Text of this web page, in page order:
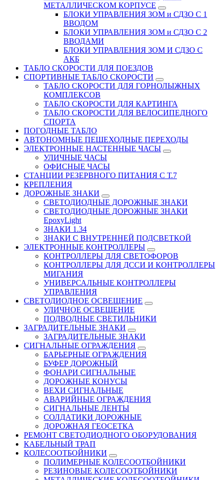
МЕТАЛЛИЧЕСКОМ КОРПУСЕ
БЛОКИ УПРАВЛЕНИЯ ЗОМ и СДЗО С 1
ВВОДОМ
БЛОКИ УПРАВЛЕНИЯ ЗОМ и СДЗО С 2
ВВОДАМИ
БЛОКИ УПРАВЛЕНИЯ ЗОМ И СДЗО С
АКБ
ТАБЛО СКОРОСТИ ДЛЯ ПОЕЗДОВ
СПОРТИВНЫЕ ТАБЛО СКОРОСТИ
ТАБЛО СКОРОСТИ ДЛЯ ГОРНОЛЫЖНЫХ
КОМПЛЕКСОВ
ТАБЛО СКОРОСТИ ДЛЯ КАРТИНГА
ТАБЛО СКОРОСТИ ДЛЯ ВЕЛОСИПЕДНОГО
СПОРТА
ПОГОДНЫЕ ТАБЛО
АВТОНОМНЫЕ ПЕШЕХОДНЫЕ ПЕРЕХОДЫ
ЭЛЕКТРОННЫЕ НАСТЕННЫЕ ЧАСЫ
УЛИЧНЫЕ ЧАСЫ
ОФИСНЫЕ ЧАСЫ
СТАНЦИИ РЕЗЕРВНОГО ПИТАНИЯ С Т.7
КРЕПЛЕНИЯ
ДОРОЖНЫЕ ЗНАКИ
СВЕТОДИОДНЫЕ ДОРОЖНЫЕ ЗНАКИ
СВЕТОДИОДНЫЕ ДОРОЖНЫЕ ЗНАКИ
EpoxyLight
ЗНАКИ 1.34
ЗНАКИ С ВНУТРЕННЕЙ ПОДСВЕТКОЙ
ЭЛЕКТРОННЫЕ КОНТРОЛЛЕРЫ
КОНТРОЛЛЕРЫ ДЛЯ СВЕТОФОРОВ
КОНТРОЛЛЕРЫ ДЛЯ ДССИ И КОНТРОЛЛЕРЫ
МИГАНИЯ
УНИВЕРСАЛЬНЫЕ КОНТРОЛЛЕРЫ
УПРАВЛЕНИЯ
СВЕТОДИОДНОЕ ОСВЕЩЕНИЕ
УЛИЧНОЕ ОСВЕЩЕНИЕ
ПОДВОДНЫЕ СВЕТИЛЬНИКИ
ЗАГРАДИТЕЛЬНЫЕ ЗНАКИ
ЗАГРАДИТЕЛЬНЫЕ ЗНАКИ
СИГНАЛЬНЫЕ ОГРАЖДЕНИЯ
БАРЬЕРНЫЕ ОГРАЖДЕНИЯ
БУФЕР ДОРОЖНЫЙ
ФОНАРИ СИГНАЛЬНЫЕ
ДОРОЖНЫЕ КОНУСЫ
ВЕХИ СИГНАЛЬНЫЕ
АВАРИЙНЫЕ ОГРАЖДЕНИЯ
СИГНАЛЬНЫЕ ЛЕНТЫ
СОЛДАТИКИ ДОРОЖНЫЕ
ДОРОЖНАЯ ГЕОСЕТКА
РЕМОНТ СВЕТОДИОДНОГО ОБОРУДОВАНИЯ
КАБЕЛЬНЫЙ ТРАП
КОЛЕСООТБОЙНИКИ
ПОЛИМЕРНЫЕ КОЛЕСООТБОЙНИКИ
РЕЗИНОВЫЕ КОЛЕСООТБОЙНИКИ